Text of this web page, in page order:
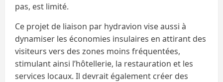
pas, est limité.
Ce projet de liaison par hydravion vise aussi à
dynamiser les économies insulaires en attirant des
visiteurs vers des zones moins fréquentées,
stimulant ainsi l’hôtellerie, la restauration et les
services locaux. Il devrait également créer des